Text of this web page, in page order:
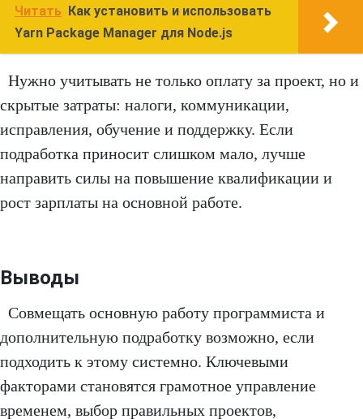
Читать
Как установить и использовать
Yarn Package Manager для Node.js
Нужно учитывать не только оплату за проект, но и
скрытые затраты: налоги, коммуникации,
исправления, обучение и поддержку. Если
подработка приносит слишком мало, лучше
направить силы на повышение квалификации и
рост зарплаты на основной работе.
Выводы
Совмещать основную работу программиста и
дополнительную подработку возможно, если
подходить к этому системно. Ключевыми
факторами становятся грамотное управление
временем, выбор правильных проектов,